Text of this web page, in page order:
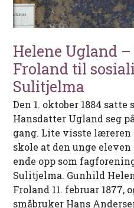
Helene Ugland
Froland til
Sulitjelma
Den 1. oktober 1884
Hansdatter Ugland seg
gang. Lite visste læreren
skole at den unge
ende opp som
Sulitjelma. Gunhild
Froland 11. februar 1877,
småbruker Hans